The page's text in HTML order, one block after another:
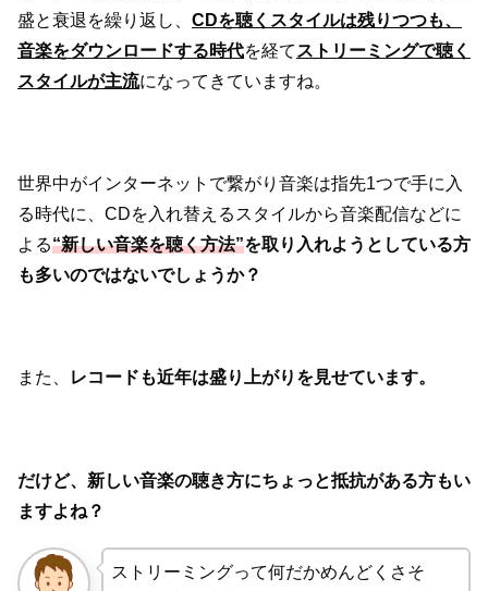
盛と衰退を繰り返し、 CDを聴くスタイルは残りつつも、
音楽をダウンロードする時代を経て ストリーミングで聴く
スタイルが主流になってきていますね。
世界中がインターネットで繋がり音楽は指先1つで手に入
る時代に、CDを入れ替えるスタイルから音楽配信などに
よる“新しい音楽を聴く方法”を取り入れようとしている方
も多いのではないでしょうか？
また、 レコードも近年は盛り上がりを見せています。
だけど、新しい音楽の聴き方にちょっと抵抗がある方もい
ますよね？
ストリーミングって何だかめんどくさそ